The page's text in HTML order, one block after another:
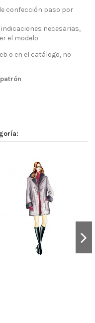
confección paso por
necesarias,
el modelo
o en el catálogo, no